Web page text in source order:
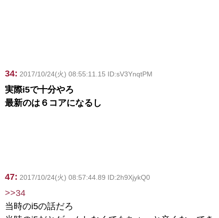
34: 2017/10/24(火) 08:55:11.15 ID:sV3YnqtPM
実際i5で十分やろ
最新のは６コアになるし
47: 2017/10/24(火) 08:57:44.89 ID:2h9XjykQ0
>>34
当時のi5の話だろ